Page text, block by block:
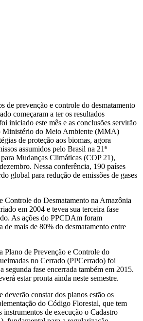
de prevenção e controle do desmatamento
começaram a ter os resultados
iniciado este mês e as conclusões servirão
Ministério do Meio Ambiente (MMA)
de proteção aos biomas, agora
assumidos pelo Brasil na 21ª
Mudanças Climáticas (COP 21),
Nessa conferência, 190 países
global para redução de emissões de gases
Controle do Desmatamento na Amazônia
em 2004 e tevea sua terceira fase
As ações do PPCDAm foram
de mais de 80% do desmatamento entre
Plano de Prevenção e Controle do
no Cerrado (PPCerrado) foi
segunda fase encerrada também em 2015.
estar pronta ainda neste semestre.
deverão constar dos planos estão os
do Código Florestal, que tem
de execução o Cadastro